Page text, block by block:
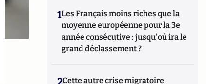
1Les Français moins riches que la
moyenne européenne pour la 3e
année consécutive : jusqu'où ira le
grand déclassement ?
2Cette autre crise migratoire